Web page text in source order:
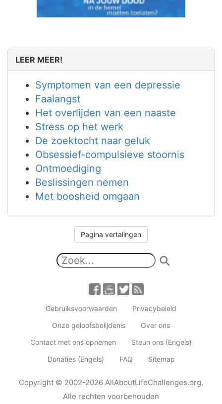
LEER MEER!
Symptomen van een depressie
Faalangst
Het overlijden van een naaste
Stress op het werk
De zoektocht naar geluk
Obsessief-compulsieve stoornis
Ontmoediging
Beslissingen nemen
Met boosheid omgaan
Pagina vertalingen
Gebruiksvoorwaarden
Privacybeleid
Onze geloofsbelijdenis
Over ons
Contact met ons opnemen
Steun ons (Engels)
Donaties (Engels)
FAQ Sitemap
Copyright © 2002-2026 AllAboutLifeChallenges.org,
Alle rechten voorbehouden